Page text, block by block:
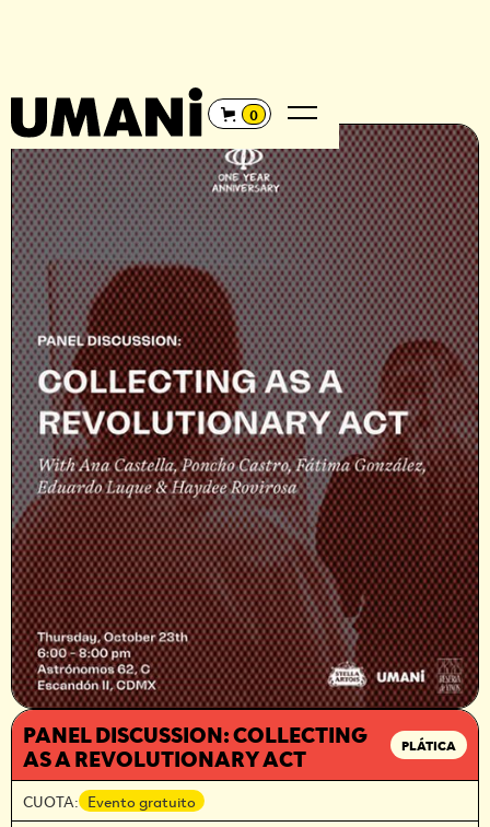
0
← REGRESAR
PANEL DISCUSSION: COLLECTING
AS A REVOLUTIONARY ACT PLÁTICA
CUOTA: Evento gratuito